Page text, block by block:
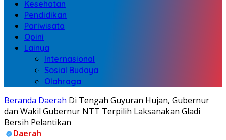
Kesehatan
Pendidikan
Pariwisata
Opini
Lainya
Internasional
Sosial Budaya
Olahraga
Beranda Daerah Di Tengah Guyuran Hujan, Gubernur
dan Wakil Gubernur NTT Terpilih Laksanakan Gladi
Bersih Pelantikan
Daerah